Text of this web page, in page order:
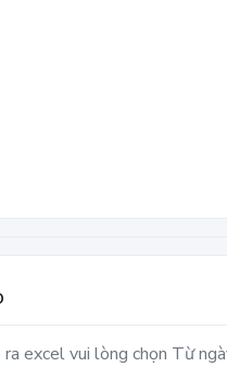
excel vui lòng chọn Từ